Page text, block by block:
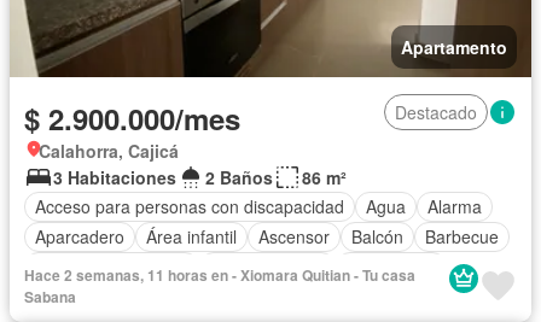
Apartamento
$ 2.900.000/mes
Destacado
Calahorra, Cajicá
3 Habitaciones
2 Baños
86 m²
Acceso para personas con discapacidad
Agua
Alarma
Aparcadero
Área infantil Ascensor Balcón
Barbecue
Caseta de vigilancia
Cocina integral
Gas natural
Gimnasio
Sauna
Hace 2 semanas, 11 horas en - Xiomara Quitian - Tu casa
Sabana